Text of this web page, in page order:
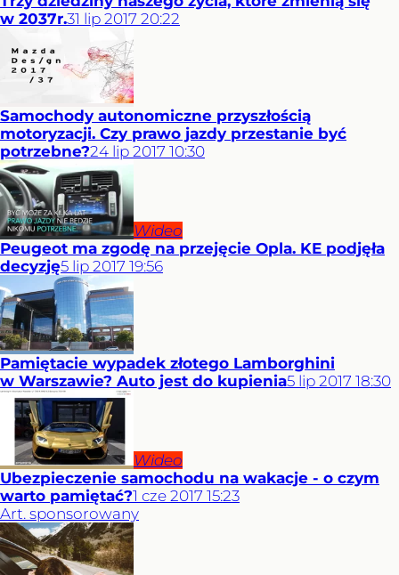
w 2037r.31 lip 2017 20:22
Samochody autonomiczne przyszłością
motoryzacji. Czy prawo jazdy przestanie być
potrzebne?24 lip 2017 10:30
Wideo
Peugeot ma zgodę na przejęcie Opla. KE podjęła
decyzję5 lip 2017 19:56
Pamiętacie wypadek złotego Lamborghini
w Warszawie? Auto jest do kupienia5 lip 2017 18:30
Wideo
Ubezpieczenie samochodu na wakacje - o czym
warto pamiętać?1 cze 2017 15:23
Art. sponsorowany